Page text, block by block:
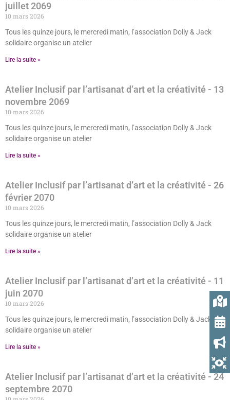
juillet 2069
10 mars 2026
Tous les quinze jours, le mercredi matin, l’association Dolly & Jack
solidaire organise un atelier
Lire la suite »
Atelier Inclusif par l’artisanat d’art et la créativité - 13
novembre 2069
10 mars 2026
Tous les quinze jours, le mercredi matin, l’association Dolly & Jack
solidaire organise un atelier
Lire la suite »
Atelier Inclusif par l’artisanat d’art et la créativité - 26
février 2070
10 mars 2026
Tous les quinze jours, le mercredi matin, l’association Dolly & Jack
solidaire organise un atelier
Lire la suite »
Atelier Inclusif par l’artisanat d’art et la créativité - 11
juin 2070
10 mars 2026
Tous les quinze jours, le mercredi matin, l’association Dolly & Jack
solidaire organise un atelier
Lire la suite »
Atelier Inclusif par l’artisanat d’art et la créativité - 24
septembre 2070